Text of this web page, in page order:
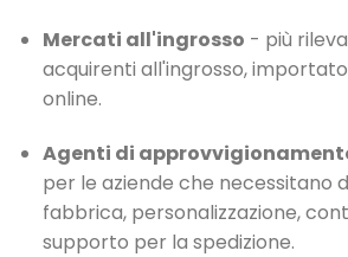
Mercati all'ingrosso - più
acquirenti all'ingrosso,
online.
Agenti di
per le aziende che necessitano
fabbrica, personalizzazione,
supporto per la spedizione.